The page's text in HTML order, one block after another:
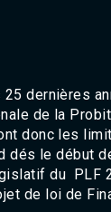
dernières
de la
donc les
dés le début
du PLF
de loi de